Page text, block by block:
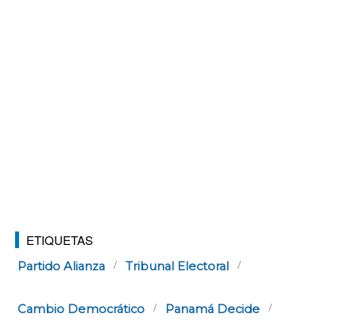
ETIQUETAS
Partido Alianza Tribunal Electoral
Cambio Democrático Panamá Decide